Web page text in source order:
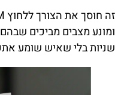
ומונע מצבים מביכים
שניות בלי שאיש שומע